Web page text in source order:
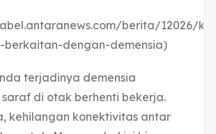
berita/12026/
berkaitan-dengan-demensia)
terjadinya demensia
di otak berhenti bekerja.
kehilangan konektivitas antar